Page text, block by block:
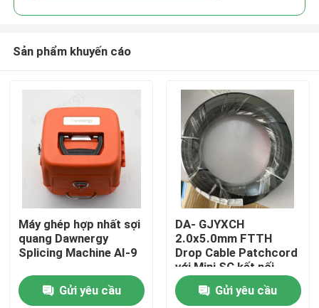
Nhà
Sản phẩm khuyến cáo
Máy ghép hợp nhất sợi
quang Dawnergy
Splicing Machine AI-9
Gửi yêu cầu
DA- GJYXCH
2.0x5.0mm FTTH
Drop Cable Patchcord
với Mini SC kết nối
chống nước và kết nối
ống thông qua
Gửi yêu cầu